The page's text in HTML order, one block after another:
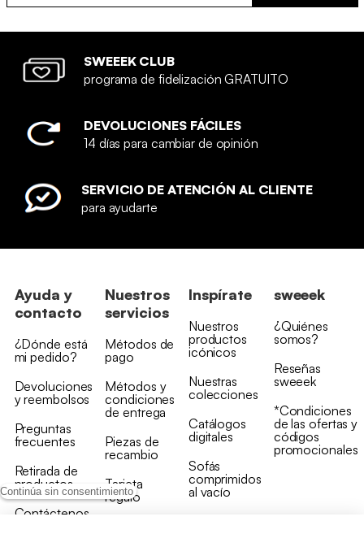
Continúa sin consentimiento
SWEEEK CLUB
programa de fidelización GRATUITO
DEVOLUCIONES FÁCILES
14 días para cambiar de opinión
SERVICIO DE ATENCIÓN AL CLIENTE
para ayudarte
Ayuda y
contacto
¿Dónde está
mi pedido?
Devoluciones
y reembolsos
Preguntas
frecuentes
Retirada de
productos
Contáctenos
Nuestros
servicios
Métodos de
pago
Métodos y
condiciones
de entrega
Piezas de
recambio
Tarjeta
regalo
Inspírate
Nuestros
productos
icónicos
Nuestras
colecciones
Catálogos
digitales
Sofás
comprimidos
al vacío
sweeek
¿Quiénes
somos?
Reseñas
sweeek
*Condiciones
de las ofertas y
códigos
promocionales